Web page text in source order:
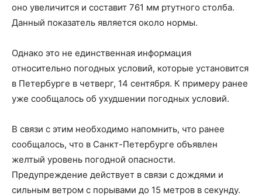
оно увеличится и составит 761 мм ртутного столба.
Данный показатель является около нормы.
Однако это не единственная информация
относительно погодных условий, которые установится
в Петербурге в четверг, 14 сентября. К примеру ранее
уже сообщалось об ухудшении погодных условий.
В связи с этим необходимо напомнить, что ранее
сообщалось, что в Санкт-Петербурге объявлен
желтый уровень погодной опасности.
Предупреждение действует в связи с дождями и
сильным ветром с порывами до 15 метров в секунду.